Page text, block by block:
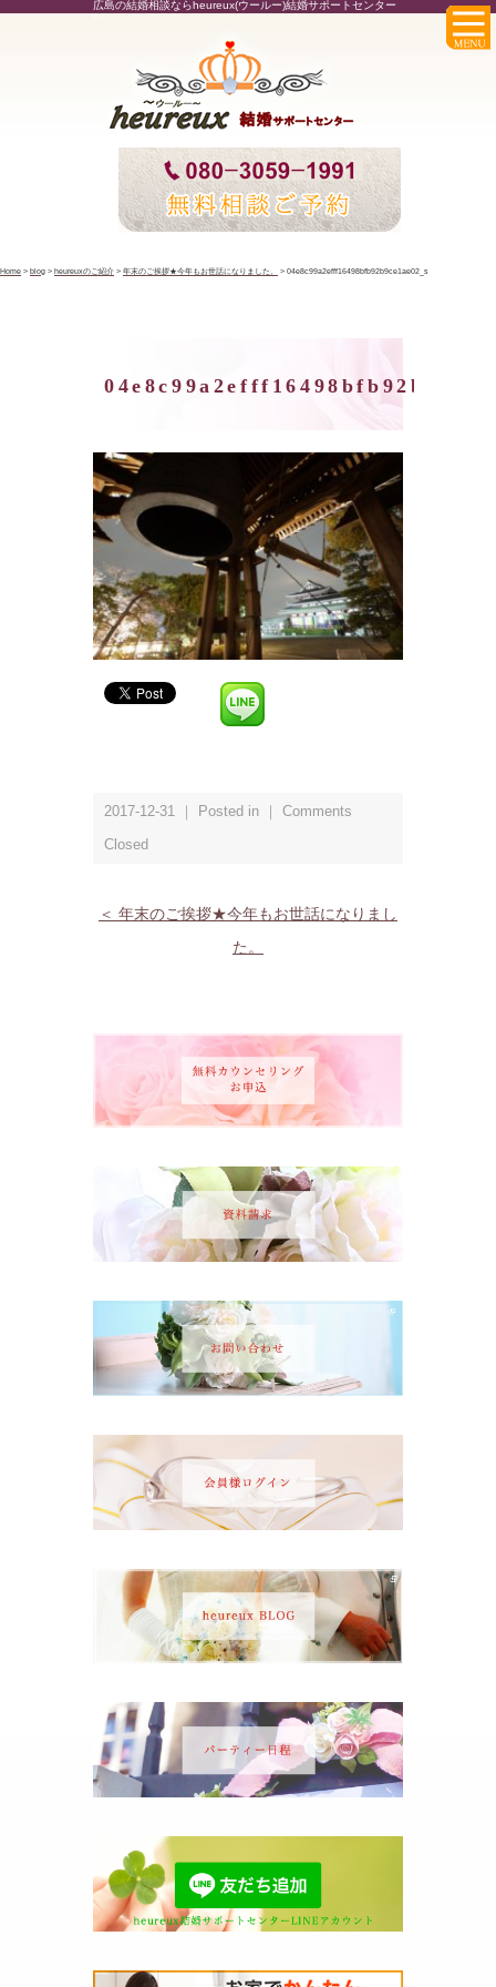
広島の結婚相談ならheureux(ウールー)結婚サポートセンター
へ
Home > blog > heureuxのご紹介 > 年末のご挨拶★今年もお世話になりました。 > 04e8c99a2efff16498bfb92b9ce1ae02_s
2017-12-31 ｜ Posted in ｜ Comments
Closed
＜ 年末のご挨拶★今年もお世話になりまし
た。